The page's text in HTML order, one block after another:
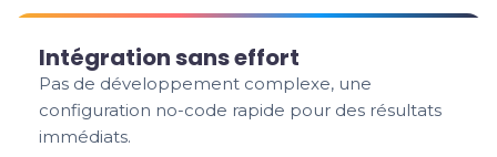
Intégration sans effort
Pas de développement complexe, une
configuration no-code rapide pour des résultats
immédiats.